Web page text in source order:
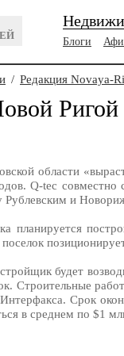
Блоги
/ Редакция Novaya-
Ригой
области
Q-tec
Рублевским и
планируется
будет
Строительные
Срок
в среднем по $1